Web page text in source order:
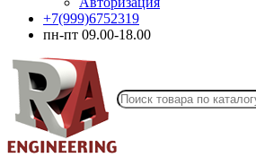
+7(999)6752319
пн-пт 09.00-18.00